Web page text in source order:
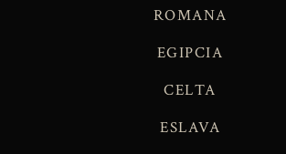
ROMANA
EGIPCIA
CELTA
ESLAVA